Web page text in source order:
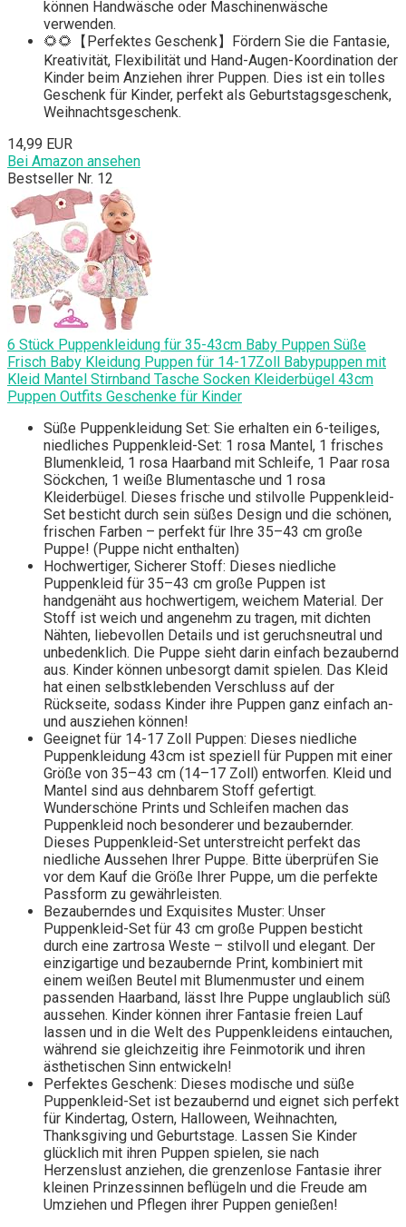
können Handwäsche oder Maschinenwäsche
verwenden.
🌻🌻【Perfektes Geschenk】Fördern Sie die Fantasie,
Kreativität, Flexibilität und Hand-Augen-Koordination der
Kinder beim Anziehen ihrer Puppen. Dies ist ein tolles
Geschenk für Kinder, perfekt als Geburtstagsgeschenk,
Weihnachtsgeschenk.
14,99 EUR
Bei Amazon ansehen
Bestseller Nr. 12
6 Stück Puppenkleidung für 35-43cm Baby Puppen Süße
Frisch Baby Kleidung Puppen für 14-17Zoll Babypuppen mit
Kleid Mantel Stirnband Tasche Socken Kleiderbügel 43cm
Puppen Outfits Geschenke für Kinder
Süße Puppenkleidung Set: Sie erhalten ein 6-teiliges,
niedliches Puppenkleid-Set: 1 rosa Mantel, 1 frisches
Blumenkleid, 1 rosa Haarband mit Schleife, 1 Paar rosa
Söckchen, 1 weiße Blumentasche und 1 rosa
Kleiderbügel. Dieses frische und stilvolle Puppenkleid-
Set besticht durch sein süßes Design und die schönen,
frischen Farben – perfekt für Ihre 35–43 cm große
Puppe! (Puppe nicht enthalten)
Hochwertiger, Sicherer Stoff: Dieses niedliche
Puppenkleid für 35–43 cm große Puppen ist
handgenäht aus hochwertigem, weichem Material. Der
Stoff ist weich und angenehm zu tragen, mit dichten
Nähten, liebevollen Details und ist geruchsneutral und
unbedenklich. Die Puppe sieht darin einfach bezaubernd
aus. Kinder können unbesorgt damit spielen. Das Kleid
hat einen selbstklebenden Verschluss auf der
Rückseite, sodass Kinder ihre Puppen ganz einfach an-
und ausziehen können!
Geeignet für 14-17 Zoll Puppen: Dieses niedliche
Puppenkleidung 43cm ist speziell für Puppen mit einer
Größe von 35–43 cm (14–17 Zoll) entworfen. Kleid und
Mantel sind aus dehnbarem Stoff gefertigt.
Wunderschöne Prints und Schleifen machen das
Puppenkleid noch besonderer und bezaubernder.
Dieses Puppenkleid-Set unterstreicht perfekt das
niedliche Aussehen Ihrer Puppe. Bitte überprüfen Sie
vor dem Kauf die Größe Ihrer Puppe, um die perfekte
Passform zu gewährleisten.
Bezauberndes und Exquisites Muster: Unser
Puppenkleid-Set für 43 cm große Puppen besticht
durch eine zartrosa Weste – stilvoll und elegant. Der
einzigartige und bezaubernde Print, kombiniert mit
einem weißen Beutel mit Blumenmuster und einem
passenden Haarband, lässt Ihre Puppe unglaublich süß
aussehen. Kinder können ihrer Fantasie freien Lauf
lassen und in die Welt des Puppenkleidens eintauchen,
während sie gleichzeitig ihre Feinmotorik und ihren
ästhetischen Sinn entwickeln!
Perfektes Geschenk: Dieses modische und süße
Puppenkleid-Set ist bezaubernd und eignet sich perfekt
für Kindertag, Ostern, Halloween, Weihnachten,
Thanksgiving und Geburtstage. Lassen Sie Kinder
glücklich mit ihren Puppen spielen, sie nach
Herzenslust anziehen, die grenzenlose Fantasie ihrer
kleinen Prinzessinnen beflügeln und die Freude am
Umziehen und Pflegen ihrer Puppen genießen!